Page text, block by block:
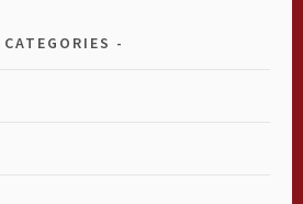
CATEGORIES